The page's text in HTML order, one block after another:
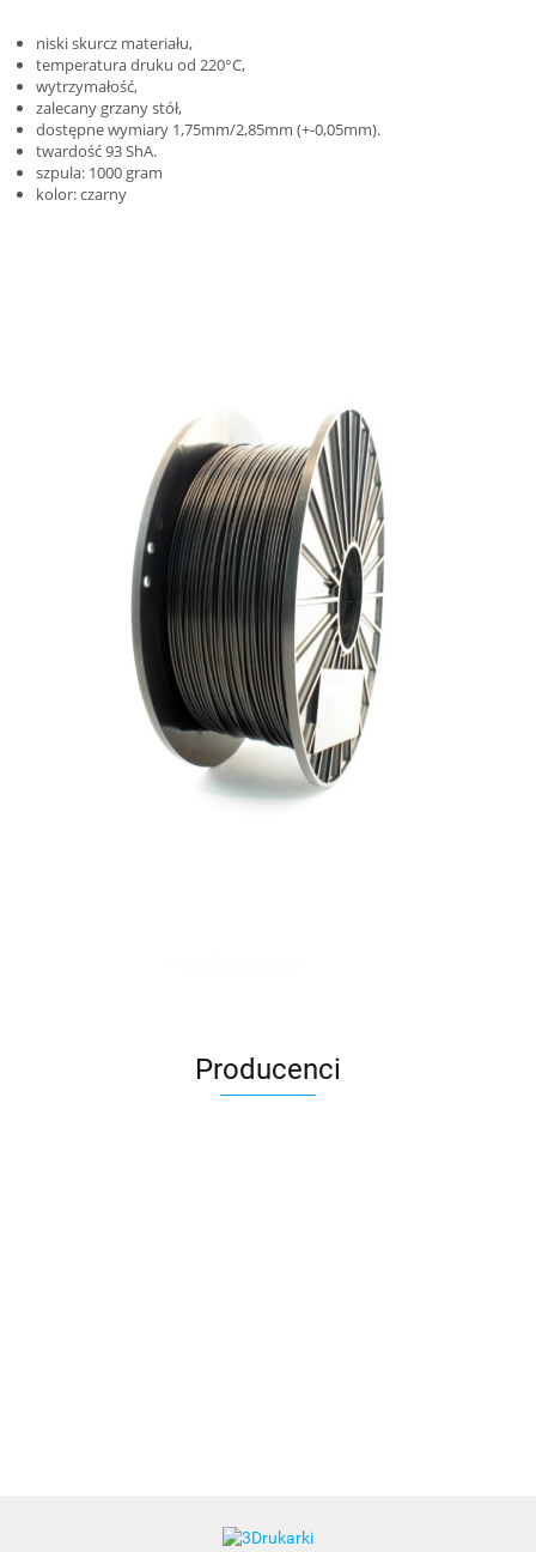
niski skurcz materiału,
temperatura druku od 220°C,
wytrzymałość,
zalecany grzany stół,
dostępne wymiary 1,75mm/2,85mm (+-0,05mm).
twardość 93 ShA.
szpula: 1000 gram
kolor: czarny
Producenci